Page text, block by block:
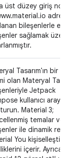
üst düzey giriş
bileşenlerle
sağlamak
Tasarım'ın bir
olan Materyal
Jetpack
kullanıcı
Material 3;
temalar ve
ile dinamik
You
içerir. Ayrıca